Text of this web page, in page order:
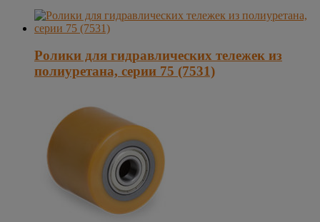
Ролики для гидравлических тележек из
полиуретана, серии 75 (7531)